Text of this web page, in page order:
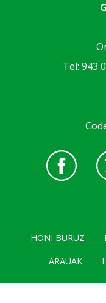
Tel: 943
HONI BURUZ
ARAUAK